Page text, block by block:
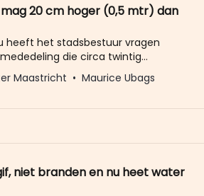
mag 20 cm hoger (0,5 mtr) dan
heeft het stadsbestuur vragen
die circa twintig
buitendienst zouden hebben
het onkruid in de buitenwijken
tot 30 centimeter moeten
Maastricht Maurice Ubags
niet branden en nu heet water